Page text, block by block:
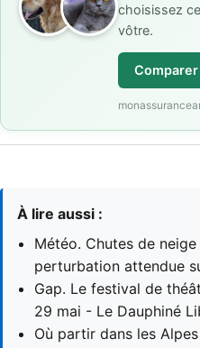
choisissez
vôtre.
À lire aussi :
Météo. Chutes de
perturbation attendue
Gap. Le festival de
29 mai - Le Dauphiné
Où partir dans les